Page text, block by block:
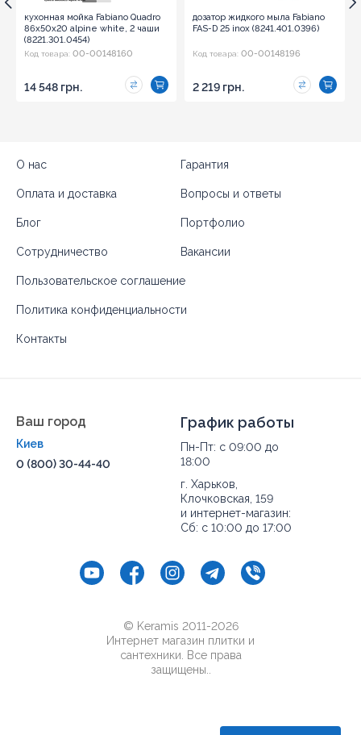
кухонная мойка Fabiano Quadro
86x50x20 alpine white, 2 чаши
(8221.301.0454)
Код товара: 00-00148160
14 548 грн.
дозатор жидкого мыла Fabiano
FAS-D 25 inox (8241.401.0396)
Код товара: 00-00148196
2 219 грн.
О нас Гарантия
Оплата и доставка Вопросы и ответы
Блог Портфолио
Сотрудничество Вакансии
Пользовательское соглашение
Политика конфиденциальности
Контакты
Ваш город
Киев
0 (800) 30-44-40
График работы
Пн-Пт: с 09:00 до
18:00
г. Харьков,
Клочковская, 159
и интернет-магазин:
Сб: с 10:00 до 17:00
© Keramis 2011-2026
Интернет магазин плитки и
сантехники. Все права
защищены..